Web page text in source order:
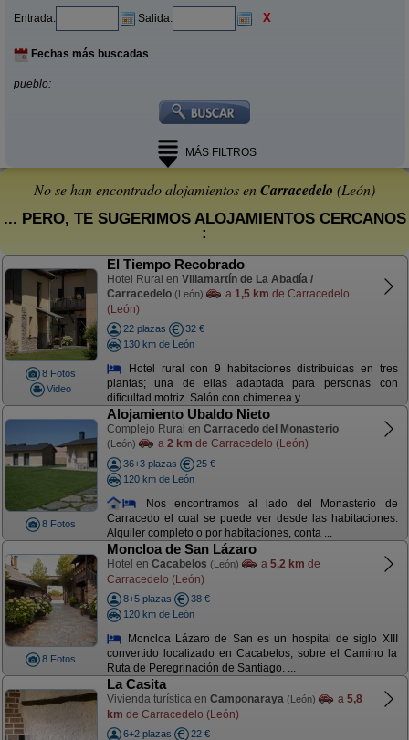
Entrada: Salida: X
Fechas más buscadas
pueblo:
MÁS FILTROS
No se han encontrado alojamientos enCarracedelo (León)
... PERO, TE SUGERIMOS ALOJAMIENTOS CERCANOS
:
8 Fotos
Video
El Tiempo Recobrado
Hotel Rural en Villamartín de La Abadía /
Carracedelo (León) a 1,5 km de Carracedelo
(León)
22 plazas
32 €
130 km de León
Hotel rural con 9 habitaciones distribuidas en tres
plantas; una de ellas adaptada para personas con
dificultad motriz. Salón con chimenea y ...
8 Fotos
Alojamiento Ubaldo Nieto
Complejo Rural en Carracedo del Monasterio
(León) a 2 km de Carracedelo (León)
36+3 plazas
25 €
120 km de León
Nos encontramos al lado del Monasterio de
Carracedo el cual se puede ver desde las habitaciones.
Alquiler completo o por habitaciones, conta ...
8 Fotos
Moncloa de San Lázaro
Hotel en Cacabelos (León) a 5,2 km de
Carracedelo (León)
8+5 plazas
38 €
120 km de León
Moncloa Lázaro de San es un hospital de siglo XIII
convertido localizado en Cacabelos, sobre el Camino la
Ruta de Peregrinación de Santiago. ...
La Casita
Vivienda turística en Camponaraya (León) a 5,8
km de Carracedelo (León)
6+2 plazas
22 €